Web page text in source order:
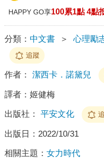
HAPPY GO享100累1點 4點
分類： 中文書 ＞ 心理勵
追蹤
作者： 潔西卡．諾黛兒
譯者： 姬健梅
出版社： 平安文化
出版日： 2022/10/31
相關主題： 女力時代